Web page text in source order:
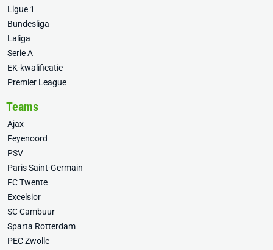
Ligue 1
Bundesliga
Laliga
Serie A
EK-kwalificatie
Premier League
Teams
Ajax
Feyenoord
PSV
Paris Saint-Germain
FC Twente
Excelsior
SC Cambuur
Sparta Rotterdam
PEC Zwolle